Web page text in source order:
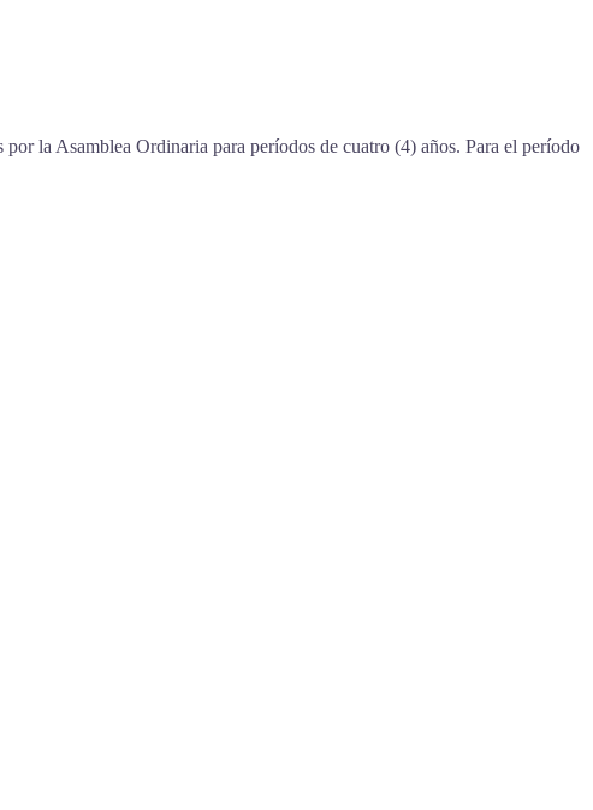
la Asamblea Ordinaria para períodos de cuatro (4) años. Para el período